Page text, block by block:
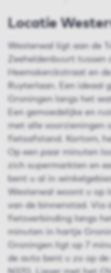
Locatie
Westerwal ligt aan de
Zeeheldenbuurt tussen
Heemskerckstraat en
Ruyterlaan. Een ideaal
Groningen langs het
Een gemoedelijke en
met alle voorzieningen
fietsafstand. Kortom,
Op een paar minuten
zich supermarkten en
bent u al in
Westerwal woont u op
van de binnenstad. Via
fietsverbinding langs
minuten in hartje
Groningen ligt op 7
de auto bent u zo op